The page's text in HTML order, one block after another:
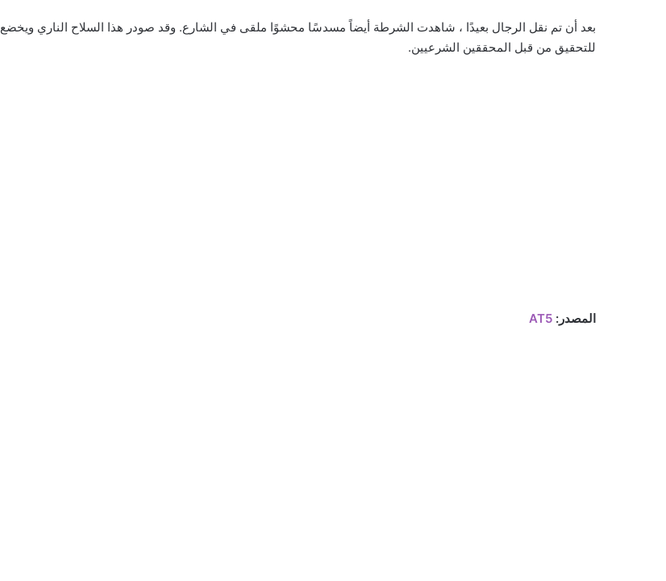
بعد أن تم نقل الرجال بعيدًا ، شاهدت الشرطة أيضاً مسدسًا محشوًا ملقى في الشارع. وقد صودر هذا السلاح الناري ويخضع
للتحقيق من قبل المحققين الشرعيين.
المصدر: AT5